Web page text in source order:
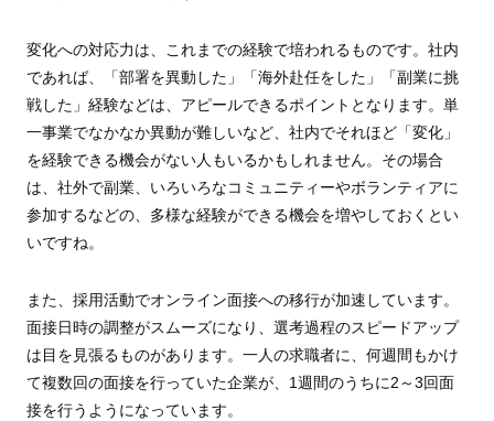
変化への対応力は、これまでの経験で培われるものです。社内
であれば、「部署を異動した」「海外赴任をした」「副業に挑
戦した」経験などは、アピールできるポイントとなります。単
一事業でなかなか異動が難しいなど、社内でそれほど「変化」
を経験できる機会がない人もいるかもしれません。その場合
は、社外で副業、いろいろなコミュニティーやボランティアに
参加するなどの、多様な経験ができる機会を増やしておくとい
いですね。
また、採用活動でオンライン面接への移行が加速しています。
面接日時の調整がスムーズになり、選考過程のスピードアップ
は目を見張るものがあります。一人の求職者に、何週間もかけ
て複数回の面接を行っていた企業が、1週間のうちに2～3回面
接を行うようになっています。